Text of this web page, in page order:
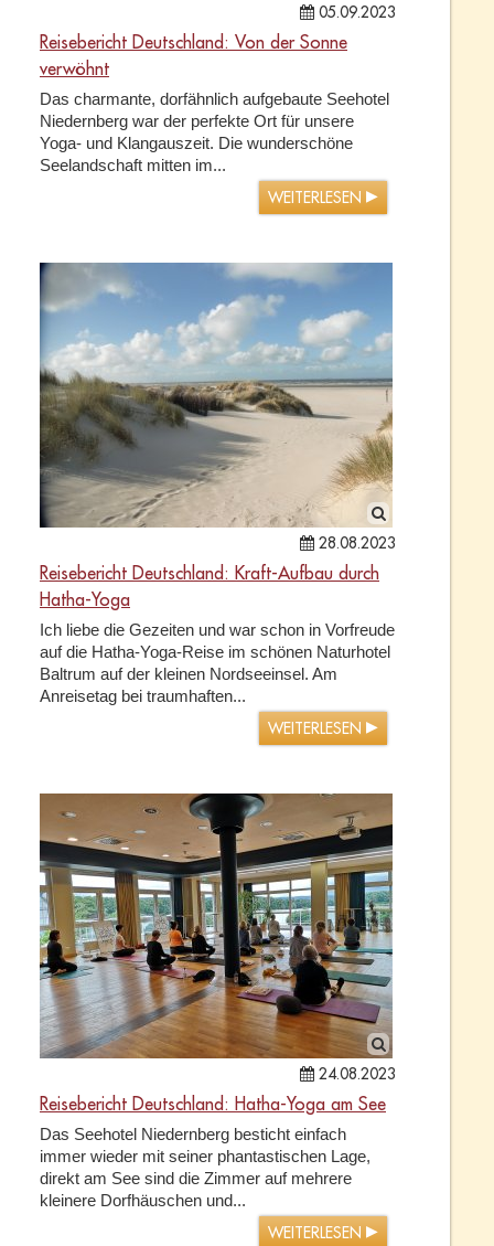
05.09.2023
Reisebericht Deutschland: Von der Sonne
verwöhnt
Das charmante, dorfähnlich aufgebaute Seehotel
Niedernberg war der perfekte Ort für unsere
Yoga- und Klangauszeit. Die wunderschöne
Seelandschaft mitten im...
WEITERLESEN
28.08.2023
Reisebericht Deutschland: Kraft-Aufbau durch
Hatha-Yoga
Ich liebe die Gezeiten und war schon in Vorfreude
auf die Hatha-Yoga-Reise im schönen Naturhotel
Baltrum auf der kleinen Nordseeinsel. Am
Anreisetag bei traumhaften...
WEITERLESEN
24.08.2023
Reisebericht Deutschland: Hatha-Yoga am See
Das Seehotel Niedernberg besticht einfach
immer wieder mit seiner phantastischen Lage,
direkt am See sind die Zimmer auf mehrere
kleinere Dorfhäuschen und...
WEITERLESEN